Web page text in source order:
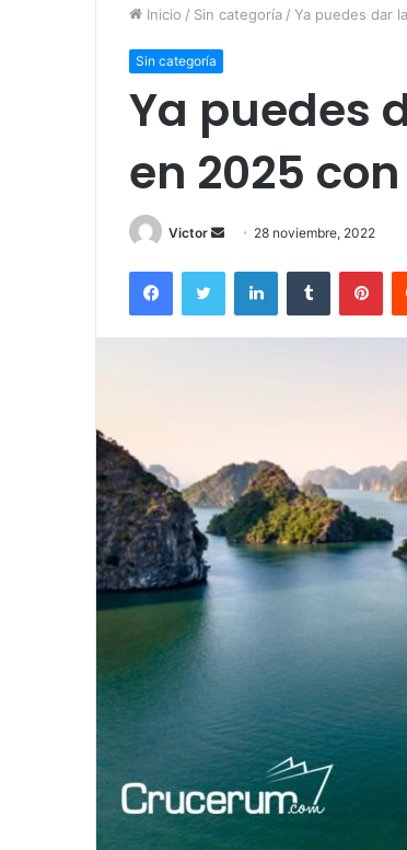
Inicio / Sin categoría / Ya puedes dar
Sin categoría
Ya puedes
en 2025
Victor
Send
email
28 noviembre, 2022
FacebookTwitter LinkedInTumblr